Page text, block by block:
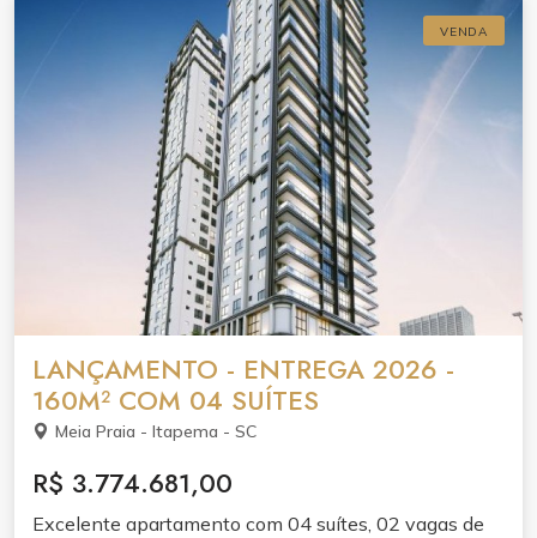
espaço gourmet, brinquedoteca, playground e hall de
entrada decorado e mobiliado. Elevador e medidores
individuais de água, luz e gás garantem praticidade.
VENDA
LANÇAMENTO - ENTREGA 2026 -
160M² COM 04 SUÍTES
Meia Praia - Itapema - SC
R$ 3.774.681,00
Excelente apartamento com 04 suítes, 02 vagas de